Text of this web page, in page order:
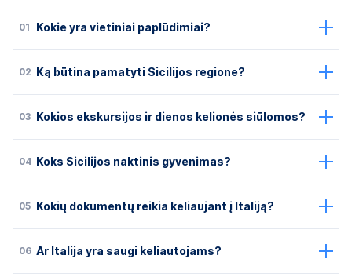
01 Kokie yra vietiniai paplūdimiai?
02 Ką būtina pamatyti Sicilijos regione?
03 Kokios ekskursijos ir dienos kelionės siūlomos?
04 Koks Sicilijos naktinis gyvenimas?
05 Kokių dokumentų reikia keliaujant į Italiją?
06 Ar Italija yra saugi keliautojams?